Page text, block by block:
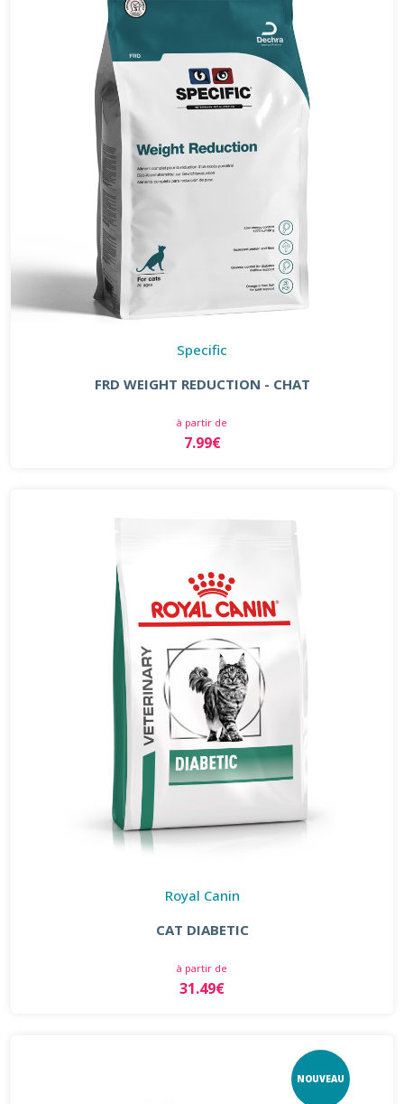
Specific
FRD WEIGHT REDUCTION - CHAT
à partir de
7.99€
Royal Canin
CAT DIABETIC
à partir de
31.49€
NOUVEAU